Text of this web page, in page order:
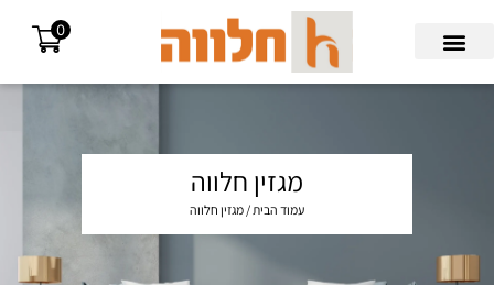
0
מגזין חלווה
עמוד הבית / מגזין חלווה